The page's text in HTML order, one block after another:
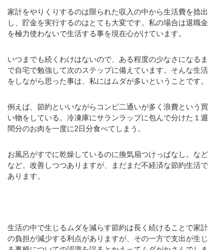
家計をやりくりするのは限られた収入の中から生活費を捻出
し、貯金を実行するのはとても大変です。私の場合は退職金
を極力使わないで生活する事を現在心がけています。
いつまでも続くわけはないので、ある程度の少なさになるま
で自宅で勉強して次のステップに備えています。そんな生活
をしながら思った事は、私にはムダが多いということです。
例えば、節約といいながらコンビ二通いが多く浪費という買
い物をしている。冷凍庫にサランラップに包んで分けた１週
間分のお肉を一度に2日分食べてしまう。
お風呂がすでに乾燥しているのに換気扇つけっぱなし。など
など。改善しつつありますが、まだまだ不経済な節約生活で
あります。
生活の中で生じるムダを減らす節約は長く続けることで家計
の負担が減少する利点がありますが、その一方で支出が生じ